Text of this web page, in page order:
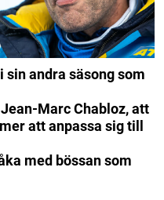
sin andra säsong som
Marc Chabloz, att
att anpassa sig till
med bössan som